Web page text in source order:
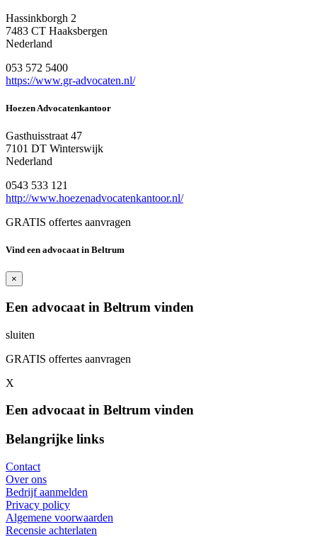
Hassinkborgh 2
7483 CT Haaksbergen
Nederland
053 572 5400
https://www.gr-advocaten.nl/
Hoezen Advocatenkantoor
Gasthuisstraat 47
7101 DT Winterswijk
Nederland
0543 533 121
http://www.hoezenadvocatenkantoor.nl/
GRATIS offertes aanvragen
Vind een advocaat in Beltrum
×
Een advocaat in Beltrum vinden
sluiten
GRATIS offertes aanvragen
X
Een advocaat in Beltrum vinden
Belangrijke links
Contact
Over ons
Bedrijf aanmelden
Privacy policy
Algemene voorwaarden
Recensie achterlaten